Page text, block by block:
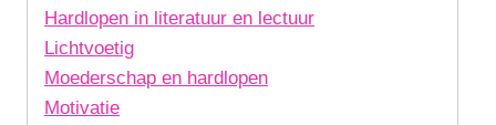
Hardlopen in literatuur en lectuur
Lichtvoetig
Moederschap en hardlopen
Motivatie